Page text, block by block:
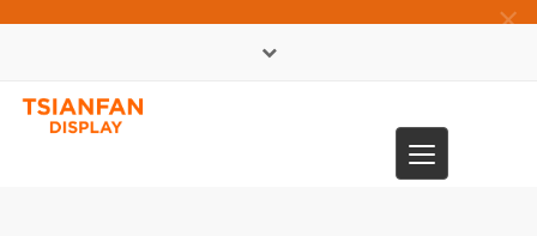
×
Toggle
navigation